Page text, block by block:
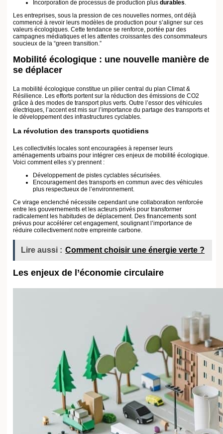
radicalement les habitudes de déplacement. Des financements sont prévus
pour accélérer cet engagement, soulignant l’importance de réduire
collectivement notre empreinte carbone.
Lire aussi : Comment choisir une énergie verte ?
mettant l’accent sur larécupérationet le recyclage des matériaux. Au cœur
minimiser les déchets et de prolonger la durée de vie des produits.
durables sur notre environnement. Les gouvernements encouragent cette
transition par le biais de crédits d’impôt, de subventions et d’incitations
fiscales, afin de faire basculer l’économie vers des pratiques plusdurables.
Retour aux fondamentaux : réemploi et recyclage
La loi stimule le développement de nouvelles filières dédiées à la collecte
et au traitement des déchets. Voici quelques initiatives remarquables :
Création de réseaux de collecte communautaires.
Valorisation des déchets organiques pour en faire des composts.